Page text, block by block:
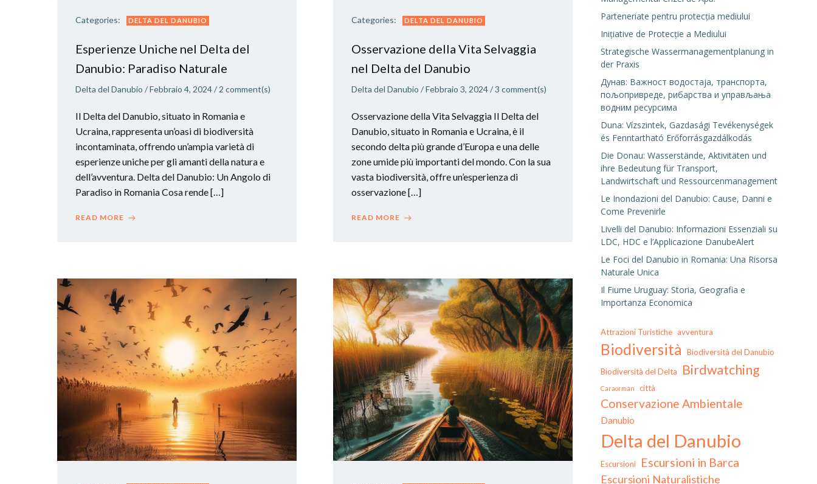
Categories: DELTA DEL DANUBIO
Esperienze Uniche nel Delta del
Danubio: Paradiso Naturale
Delta del Danubio /Febbraio 4, 2024/ 2 comment(s)
Il Delta del Danubio, situato in Romania e
Ucraina, rappresenta un’oasi di biodiversità
incontaminata, offrendo un’ampia varietà di
esperienze uniche per gli amanti della natura e
dell’avventura. Delta del Danubio: Un Angolo di
Paradiso in Romania Cosa rende […]
READ MORE
Categories: DELTA DEL DANUBIO
Osservazione della Vita Selvaggia
nel Delta del Danubio
Delta del Danubio /Febbraio 3, 2024/3 comment(s)
Osservazione della Vita Selvaggia Il Delta del
Danubio, situato in Romania e Ucraina, è il
secondo delta più grande d’Europa e una delle
zone umide più importanti del mondo. Con la sua
vasta biodiversità, offre un’esperienza di
osservazione […]
READ MORE
Parteneriate pentru protecția mediului
Inițiative de Protecție a Mediului
Strategische Wassermanagementplanung in
der Praxis
Дунав: Важност водостаја, транспорта,
пољопривреде, рибарства и управљања
водним ресурсима
Duna: Vízszintek, Gazdasági Tevékenységek
és Fenntartható Erőforrásgazdálkodás
Die Donau: Wasserstände, Aktivitäten und
ihre Bedeutung für Transport,
Landwirtschaft und Ressourcenmanagement
Le Inondazioni del Danubio: Cause, Danni e
Come Prevenirle
Livelli del Danubio: Informazioni Essenziali su
LDC, HDC e l’Applicazione DanubeAlert
Le Foci del Danubio in Romania: Una Risorsa
Naturale Unica
Il Fiume Uruguay: Storia, Geografia e
Importanza Economica
Attrazioni Turistiche avventura
Biodiversità
Biodiversità del Danubio
Biodiversità del Delta
Birdwatching
Caraorman città
Conservazione Ambientale
Danubio
Delta del Danubio
Escursioni Escursioni in Barca
Escursioni Naturalistiche